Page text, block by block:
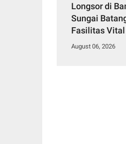
Longsor di
Sungai
Fasilitas
Panjang, Edi
August 06, 2026